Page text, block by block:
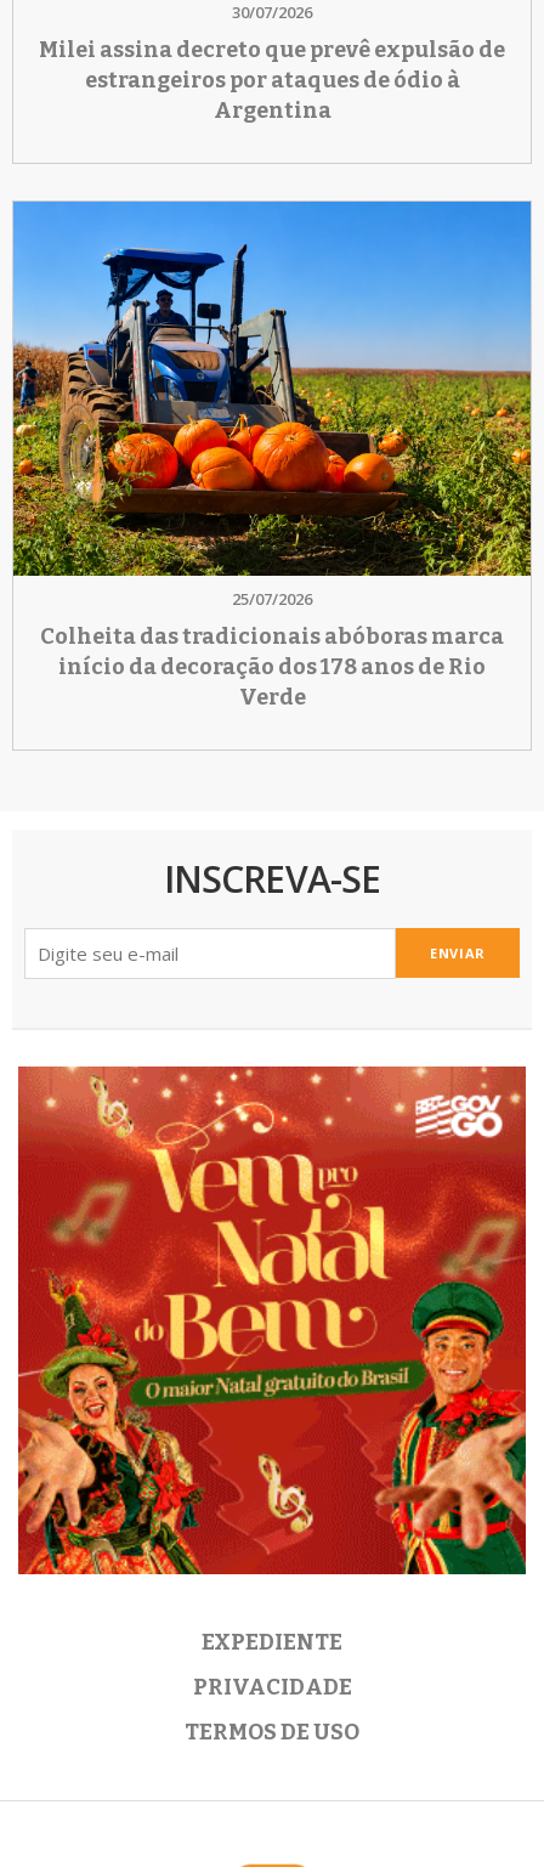
30/07/2026
Milei assina decreto que prevê expulsão de
estrangeiros por ataques de ódio à
Argentina
25/07/2026
Colheita das tradicionais abóboras marca
início da decoração dos 178 anos de Rio
Verde
INSCREVA-SE
ENVIAR
EXPEDIENTE
PRIVACIDADE
TERMOS DE USO